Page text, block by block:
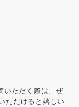
いただく際は、ぜ
ただけると嬉しい